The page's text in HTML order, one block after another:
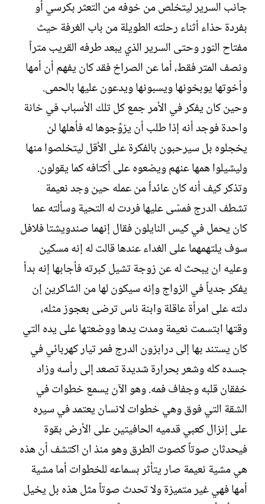
جانب السرير ليتخلص من خوفه من التعثر بكرسي أو
بفردة حذاء أثناء رحلته الطويلة من باب الغرفة حيث
مفتاح النور وحتى السرير الذي يبعد طرفه القريب متراً
ونصف المتر فقط، أما عن الصراخ فقد كان يفهم أن أمها
وأخوتها يوبخونها ويسبونها ويدعون عليها بالحمى.
وحين كان يفكر في الأمر جمع كل تلك الأسباب في خانة
واحدة فوجد أنه إذا طلب أن يزوِّجوها له فأهلها لن
يخجلوه بل سيرحبون بالفكرة على الأقل ليتخلصوا منها
وليشيلوا همها عنهم ويضعوه على أكتافه كما يقولون.
وتذكر كيف أنه كان عائداً من عمله حين وجد نعيمة
تشطف الدرج فمسّى عليها فردت له التحية وسألته عما
كان يحمل في كيس النايلون فقال إنهما صندويشتا فلافل
سوف يلتهمهما على الغداء عندها قالت له إنه مسكين
وعليه ان يبحث له عن زوجة تشيل كبرته فأجابها إنه بدأ
يفكر جدياً في الزواج وإنه سيكون لها من الشاكرين إن
دلته على امرأة عاقلة وابنة ناس ترضى بعجوز مثله،
وقتها ابتسمت نعيمة ومدت يدها ووضعتها على يده التي
كان يستند بها إلى درابزون الدرج فمر تيار كهربائي في
جسده كله وشعر بحرارة شديدة تصعد إلى رأسه وزاد
خفقان قلبه وجفاف فمه. وهو الآن يسمع خطوات في
الشقة التي فوق وهي خطوات لانسان يعتمد في سيره
على إنزال كعبي قدميه الحافيتين على الأرض بقوة
فيحدثان صوتاً كصوت الطرق وهو منذ ان اكتشف أن هذه
هي مشية نعيمة صار يتأثر بسماعه للخطوات أما مشية
أمها فهي غير متميزة ولا تحدث صوتاً مثل هذه بل يخيل